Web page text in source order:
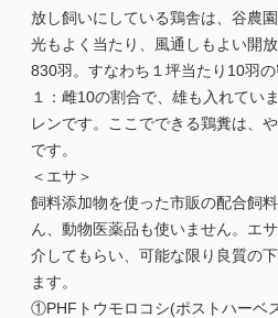
放し飼いにしている鶏舎は、谷農
光もよく当たり、風通しもよい開
830羽。すなわち１坪当たり10羽
１：雌10の割合で、雄も入れてい
レンです。ここでできる鶏糞は、
です。
＜エサ＞
飼料添加物を使った市販の配合飼
ん、動物医薬品も使いません。エ
介してもらい、可能な限り良質の
ます。
①PHFトウモロコシ(ポストハーベ